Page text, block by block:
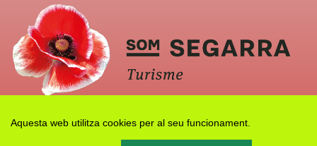
Aquesta web utilitza cookies per al seu funcionament.